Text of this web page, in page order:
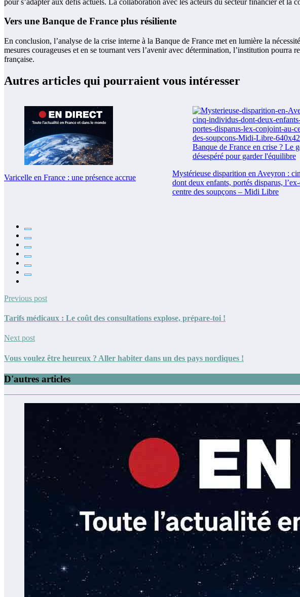
Vers une Banque de France plus résiliente
En conclusion, l’analyse de la crise interne à la Banque de France met en lumière la
mesures courageuses et en se tournant vers l’avenir avec détermination, l’institution
française.
Autres articles qui pourraient vous intéresser
Varicelle en France : une présence accrue
Mystérieuse disparition en Aveyron :
dont deux enfants, portés disparus,
centre des soupçons – Midi Libre
Previous post
Tarifs médicaux : Le coût des consultations explose, prépare-toi !
Next post
Vous voulez être heureux ? Aller habiter dans un des pays nordiques !
D'autres articles